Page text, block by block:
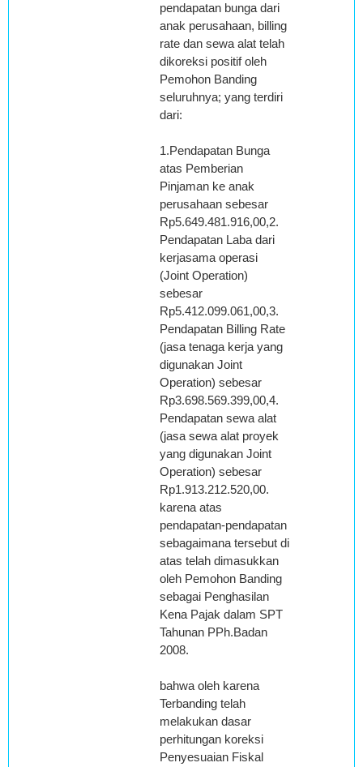
pendapatan bunga dari
anak perusahaan, billing
rate dan sewa alat telah
dikoreksi positif oleh
Pemohon Banding
seluruhnya; yang terdiri
dari:
1.Pendapatan Bunga
atas Pemberian
Pinjaman ke anak
perusahaan sebesar
Rp5.649.481.916,00,2.
Pendapatan Laba dari
kerjasama operasi
(Joint Operation)
sebesar
Rp5.412.099.061,00,3.
Pendapatan Billing Rate
(jasa tenaga kerja yang
digunakan Joint
Operation) sebesar
Rp3.698.569.399,00,4.
Pendapatan sewa alat
(jasa sewa alat proyek
yang digunakan Joint
Operation) sebesar
Rp1.913.212.520,00.
karena atas
pendapatan-pendapatan
sebagaimana tersebut di
atas telah dimasukkan
oleh Pemohon Banding
sebagai Penghasilan
Kena Pajak dalam SPT
Tahunan PPh.Badan
2008.
bahwa oleh karena
Terbanding telah
melakukan dasar
perhitungan koreksi
Penyesuaian Fiskal